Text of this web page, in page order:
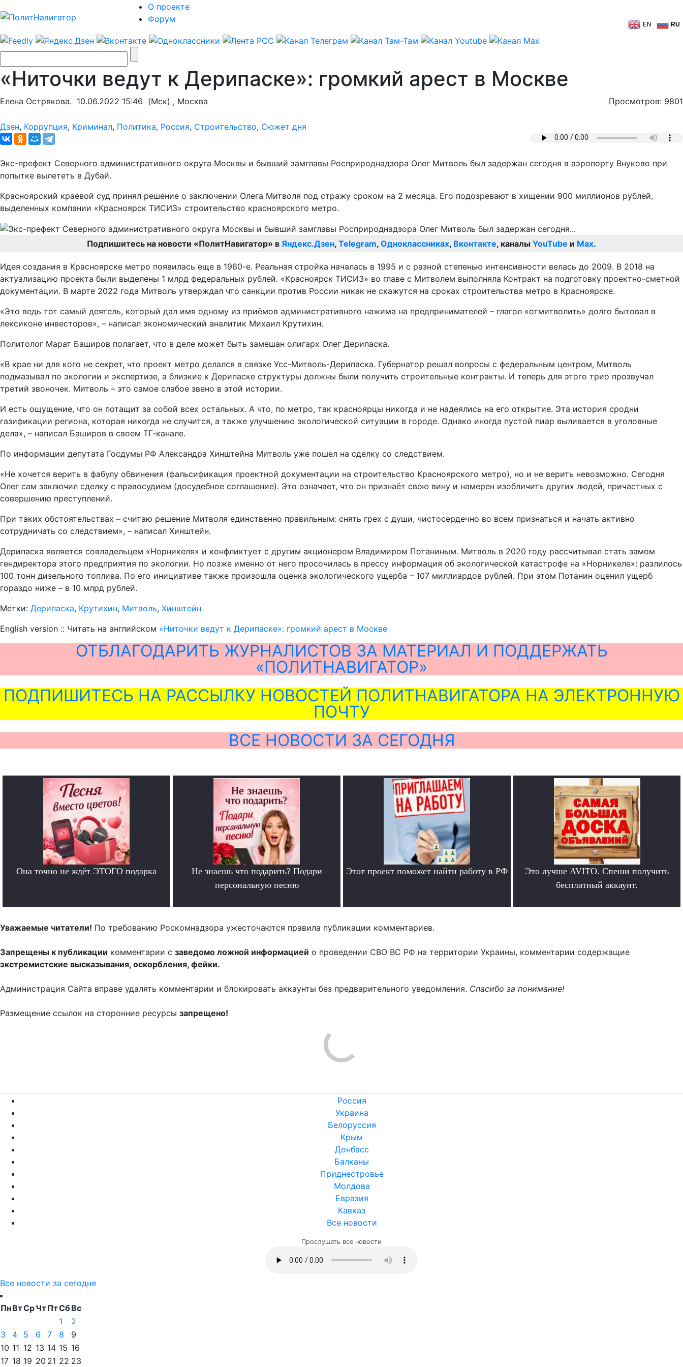
О проекте
Форум
EN RU
«Ниточки ведут к Дерипаске»: громкий арест в Москве
Елена Острякова. 10.06.2022 15:46 (Мск) , Москва Просмотров: 9801
Дзен, Коррупция, Криминал, Политика, Россия, Строительство, Сюжет дня
Экс-префект Северного административного округа Москвы и бывший замглавы Росприроднадзора Олег Митволь был задержан сегодня в аэропорту Внуково при
попытке вылететь в Дубай.
Красноярский краевой суд принял решение о заключении Олега Митволя под стражу сроком на 2 месяца. Его подозревают в хищении 900 миллионов рублей,
выделенных компании «Красноярск ТИСИЗ» строительство красноярского метро.
Подпишитесь на новости «ПолитНавигатор» в Яндекс.Дзен, Telegram, Одноклассниках, Вконтакте, каналы YouTube и Max.
Идея создания в Красноярске метро появилась еще в 1960-е. Реальная стройка началась в 1995 и с разной степенью интенсивности велась до 2009. В 2018 на
актуализацию проекта были выделены 1 млрд федеральных рублей. «Красноярск ТИСИЗ» во главе с Митволем выполняла Контракт на подготовку проектно-сметной
документации. В марте 2022 года Митволь утверждал что санкции против России никак не скажутся на сроках строительства метро в Красноярске.
«Это ведь тот самый деятель, который дал имя одному из приёмов административного нажима на предпринимателей – глагол «отмитволить» долго бытовал в
лексиконе инвесторов», – написал экономический аналитик Михаил Крутихин.
Политолог Марат Баширов полагает, что в деле может быть замешан олигарх Олег Дерипаска.
«В крае ни для кого не секрет, что проект метро делался в связке Усс-Митволь-Дерипаска. Губернатор решал вопросы с федеральным центром, Митволь
подмазывал по экологии и экспертизе, а близкие к Дерипаске структуры должны были получить строительные контракты. И теперь для этого трио прозвучал
третий звоночек. Митволь – это самое слабое звено в этой истории.
И есть ощущение, что он потащит за собой всех остальных. А что, по метро, так красноярцы никогда и не надеялись на его открытие. Эта история сродни
газификации региона, которая никогда не случится, а также улучшению экологической ситуации в городе. Однако иногда пустой пиар выливается в уголовные
дела», – написал Баширов в своем ТГ-канале.
По информации депутата Госдумы РФ Александра Хинштейна Митволь уже пошел на сделку со следствием.
«Не хочется верить в фабулу обвинения (фальсификация проектной документации на строительство Красноярского метро), но и не верить невозможно. Сегодня
Олег сам заключил сделку с правосудием (досудебное соглашение). Это означает, что он признаёт свою вину и намерен изобличить других людей, причастных с
совершению преступлений.
При таких обстоятельствах – считаю решение Митволя единственно правильным: снять грех с души, чистосердечно во всем признаться и начать активно
сотрудничать со следствием», – написал Хинштейн.
Дерипаска является совладельцем «Норникеля» и конфликтует с другим акционером Владимиром Потаниным. Митволь в 2020 году рассчитывал стать замом
гендиректора этого предприятия по экологии. Но позже именно от него просочилась в прессу информация об экологической катастрофе на «Норникеле»: разлилось
100 тонн дизельного топлива. По его инициативе также произошла оценка экологического ущерба – 107 миллиардов рублей. При этом Потанин оценил ущерб
гораздо ниже – в 10 млрд рублей.
Метки: Дерипаска, Крутихин, Митволь, Хинштейн
English version :: Читать на английском «Ниточки ведут к Дерипаске»: громкий арест в Москве
ОТБЛАГОДАРИТЬ ЖУРНАЛИСТОВ ЗА МАТЕРИАЛ И ПОДДЕРЖАТЬ
«ПОЛИТНАВИГАТОР»
ПОДПИШИТЕСЬ НА РАССЫЛКУ НОВОСТЕЙ ПОЛИТНАВИГАТОРА НА ЭЛЕКТРОННУЮ
ПОЧТУ
ВСЕ НОВОСТИ ЗА СЕГОДНЯ
Она точно не ждёт ЭТОГО подарка
Не знаешь что подарить? Подари
персональную песню
Этот проект поможет найти работу в РФ
Это лучше AVITO. Спеши получить
бесплатный аккаунт.
Уважаемые читатели! По требованию Роскомнадзора ужесточаются правила публикации комментариев.
Запрещены к публикации комментарии с заведомо ложной информацией о проведении СВО ВС РФ на территории Украины, комментарии содержащие
экстремистские высказывания, оскорбления, фейки.
Администрация Сайта вправе удалять комментарии и блокировать аккаунты без предварительного уведомления. Спасибо за понимание!
Размещение ссылок на сторонние ресурсы запрещено!
Никто ещё не оставил комментариев, станьте первым.
Россия
Украина
Белоруссия
Крым
Приднестровье